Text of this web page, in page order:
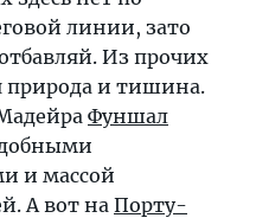
линии, зато
Из прочих
природа и тишина.
Фуншал
и массой
А вот на Порту-